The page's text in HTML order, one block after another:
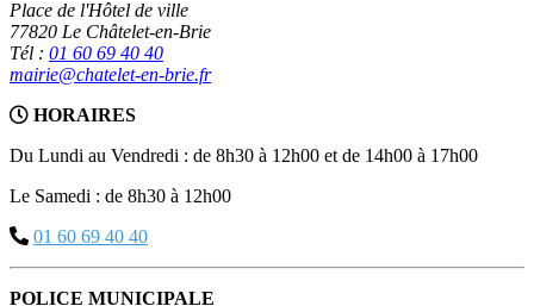
Place de l'Hôtel de ville
77820 Le Châtelet-en-Brie
Tél : 01 60 69 40 40
mairie@chatelet-en-brie.fr
HORAIRES
Du Lundi au Vendredi : de 8h30 à 12h00 et de 14h00 à 17h00
Le Samedi : de 8h30 à 12h00
01 60 69 40 40
POLICE MUNICIPALE